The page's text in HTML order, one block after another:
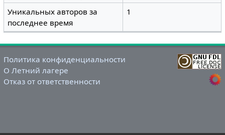
Уникальных авторов за
последнее время
1
Политика конфиденциальности
О Летний лагере
Отказ от ответственности